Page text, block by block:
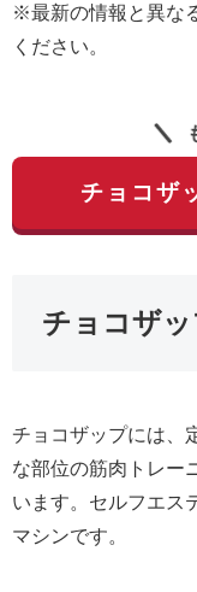
※最新の情報と異な
ください。
チョコザ
チョコザ
チョコザップには、
な部位の筋肉トレー
います。セルフエス
マシンです。